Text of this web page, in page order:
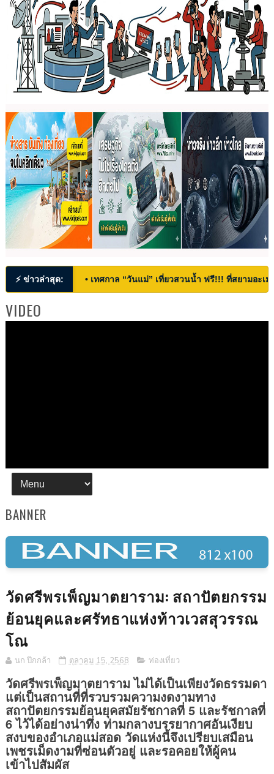
⚡ ข่าวล่าสุด: • เทศกาล “วันแม่” เที่ยวสวนน้ำ ฟรี!!! ที่สยามอะ
VIDEO
BANNER
วัดศรีพรเพ็ญมาตยาราม: สถาปัตยกรรม
ย้อนยุคและศรัทธาแห่งท้าวเวสสุวรรณ
โณ
นก ปีกกล้า ตุลาคม 15, 2568 ท่องเที่ยว
วัดศรีพรเพ็ญมาตยาราม ไม่ได้เป็นเพียงวัดธรรมดา
แต่เป็นสถานที่ที่รวบรวมความงดงามทาง
สถาปัตยกรรมย้อนยุคสมัยรัชกาลที่ 5 และรัชกาลที่
6 ไว้ได้อย่างน่าทึ่ง ท่ามกลางบรรยากาศอันเงียบ
สงบของอำเภอแม่สอด วัดแห่งนี้จึงเปรียบเสมือน
เพชรเม็ดงามที่ซ่อนตัวอยู่ และรอคอยให้ผู้คน
เข้าไปสัมผัส